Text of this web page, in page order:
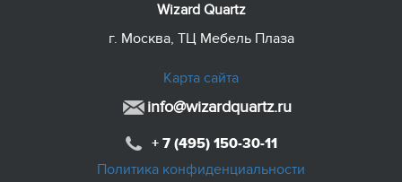
Wizard Quartz
г. Москва, ТЦ Мебель Плаза
Карта сайта
info@wizardquartz.ru
+ 7 (495) 150-30-11
Политика конфиденциальности